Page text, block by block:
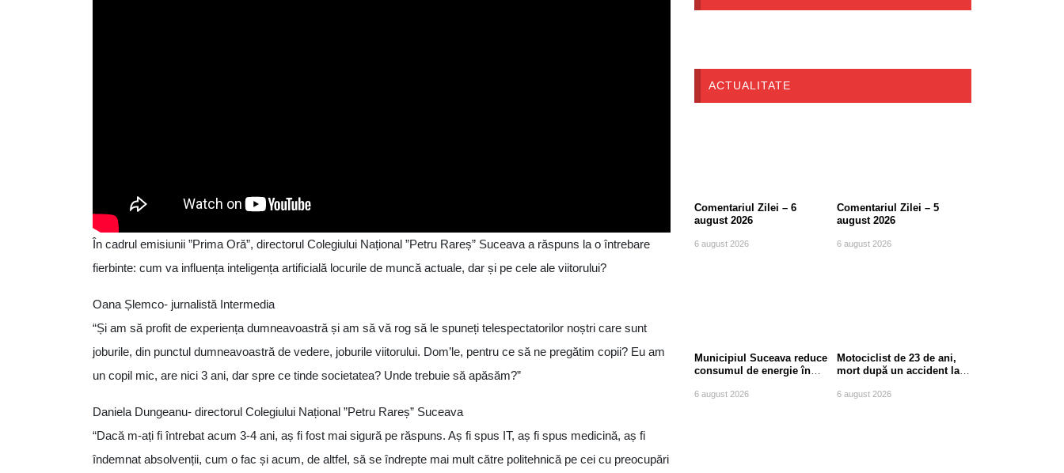
În cadrul emisiunii ”Prima Oră”, directorul Colegiului Național ”Petru Rareș” Suceava a răspuns la o întrebare
fierbinte: cum va influența inteligența artificială locurile de muncă actuale, dar și pe cele ale viitorului?
Oana Șlemco- jurnalistă Intermedia
“Și am să profit de experiența dumneavoastră și am să vă rog să le spuneți telespectatorilor noștri care sunt
joburile, din punctul dumneavoastră de vedere, joburile viitorului. Dom’le, pentru ce să ne pregătim copii? Eu am
un copil mic, are nici 3 ani, dar spre ce tinde societatea? Unde trebuie să apăsăm?”
Daniela Dungeanu- directorul Colegiului Național ”Petru Rareș” Suceava
“Dacă m-ați fi întrebat acum 3-4 ani, aș fi fost mai sigură pe răspuns. Aș fi spus IT, aș fi spus medicină, aș fi
îndemnat absolvenții, cum o fac și acum, de altfel, să se îndrepte mai mult către politehnică pe cei cu preocupări
ACTUALITATE
Comentariul Zilei – 6
august 2026
6 august 2026
Comentariul Zilei – 5
august 2026
6 august 2026
Municipiul Suceava reduce
consumul de energie în
6 august 2026
Motociclist de 23 de ani,
mort după un accident la
6 august 2026